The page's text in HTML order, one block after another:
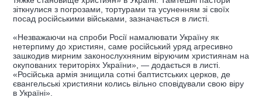
зіткнулися з погрозами, тортурами та усуненням зі своїх
посад російськими військами, зазначається в листі.
«Незважаючи на спроби Росії намалювати Україну як
нетерпиму до християн, саме російський уряд агресивно
зашкодив мирним законослухняним віруючим християнам на
окупованих територіях України», — додається в листі.
«Російська армія знищила сотні баптистських церков, де
євангельські християни колись вільно сповідували свою віру
в Україні».